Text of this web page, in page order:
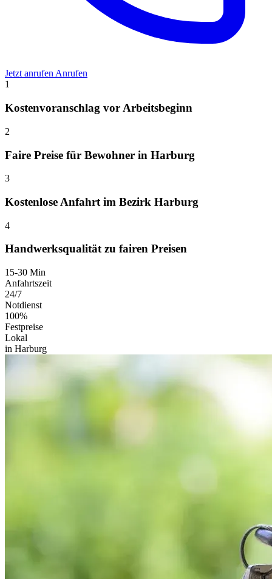
Jetzt anrufenAnrufen
1
Kostenvoranschlag vor Arbeitsbeginn
2
Faire Preise für Bewohner in Harburg
3
Kostenlose Anfahrt im Bezirk Harburg
4
Handwerksqualität zu fairen Preisen
15-30 Min
Anfahrtszeit
24/7
Notdienst
100%
Festpreise
Lokal
in Harburg